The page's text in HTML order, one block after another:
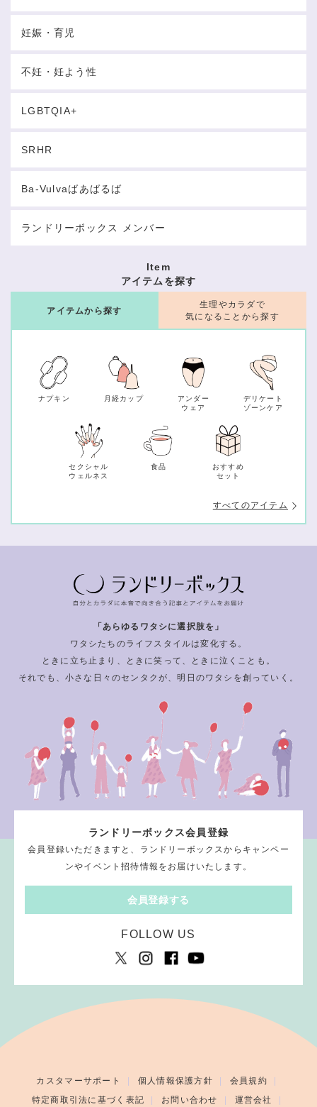
妊娠・育児
不妊・妊よう性
LGBTQIA+
SRHR
Ba-Vulvaばあばるば
ランドリーボックス メンバー
Item
アイテムを探す
アイテムから探す
ナプキン 月経カップ
アンダー
ウェア
デリケート
ゾーンケア
セクシャル
ウェルネス
食品
おすすめ
セット
すべてのアイテム
生理やカラダで
気になることから探す
「あらゆるワタシに選択肢を」
ワタシたちのライフスタイルは変化する。
ときに立ち止まり、ときに笑って、ときに泣くことも。
それでも、小さな日々のセンタクが、明日のワタシを創っていく。
ランドリーボックス会員登録
会員登録いただきますと、ランドリーボックスからキャンペー
ンやイベント招待情報をお届けいたします。
会員登録する
FOLLOW US
カスタマーサポート 個人情報保護方針
会員規約
特定商取引法に基づく表記
お問い合わせ 運営会社